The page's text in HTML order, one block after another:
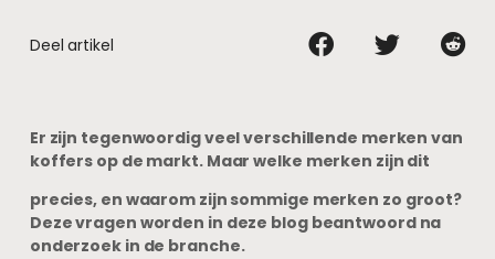
Deel artikel
Er zijn tegenwoordig veel verschillende merken van
koffers op de markt. Maar welke merken zijn dit
precies, en waarom zijn sommige merken zo groot?
Deze vragen worden in deze blog beantwoord na
onderzoek in de branche.